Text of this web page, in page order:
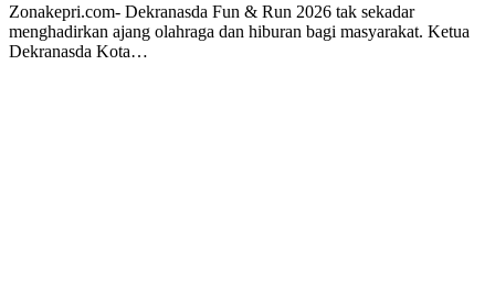
Zonakepri.com- Dekranasda Fun & Run 2026 tak sekadar
menghadirkan ajang olahraga dan hiburan bagi masyarakat. Ketua
Dekranasda Kota…